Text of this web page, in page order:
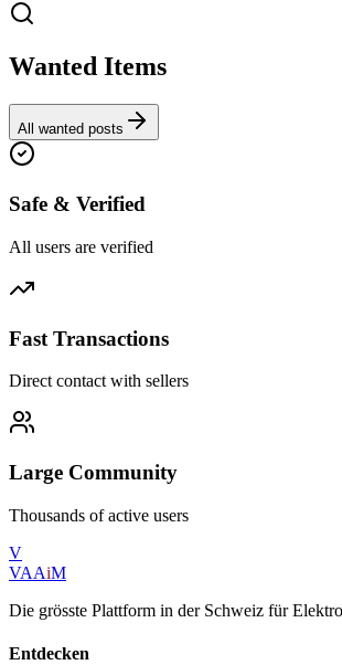
Wanted Items
All wanted posts
Safe & Verified
All users are verified
Fast Transactions
Direct contact with sellers
Large Community
Thousands of active users
V
VAAiM
Die grösste Plattform in der Schweiz für
Entdecken